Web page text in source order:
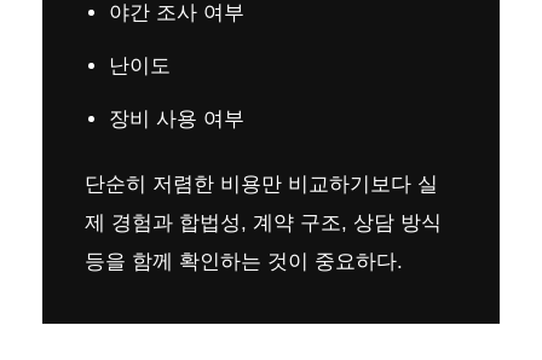
야간 조사 여부
난이도
장비 사용 여부
단순히 저렴한 비용만 비교하기보다 실
제 경험과 합법성, 계약 구조, 상담 방식
등을 함께 확인하는 것이 중요하다.